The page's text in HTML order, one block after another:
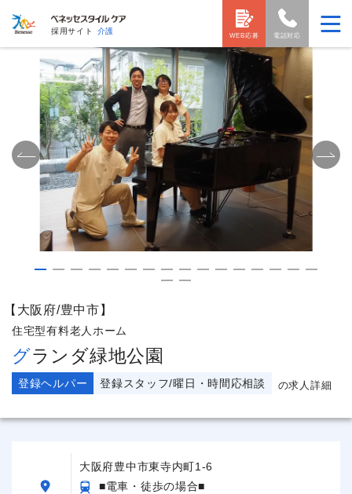
採用サイト 介護
電話対応
WEB応募
【大阪府/豊中市】
住宅型有料老人ホーム
グランダ緑地公園
登録ヘルパー 登録スタッフ/曜日・時間応相談 の求人詳細
大阪府豊中市東寺内町1-6
■電車・徒歩の場合■